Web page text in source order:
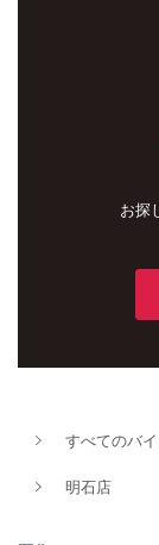
お探
すべてのバイ
明石店
新